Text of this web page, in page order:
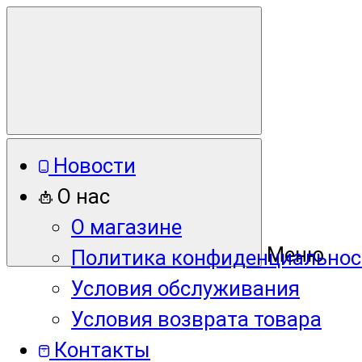
Меню
Новости
О нас
О магазине
Политика
Условия обслуживания
Условия возврата товара
Контакты